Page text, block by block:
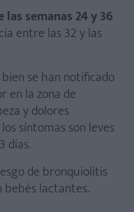
semanas 24 y 36
entre las 32 y las
bien se han notificado
en la zona de
y dolores
síntomas son leves
días.
de bronquiolitis
lactantes.